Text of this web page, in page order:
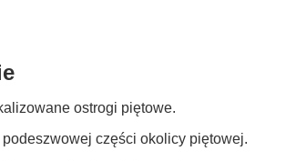
ostrogi piętowe.
części okolicy piętowej.